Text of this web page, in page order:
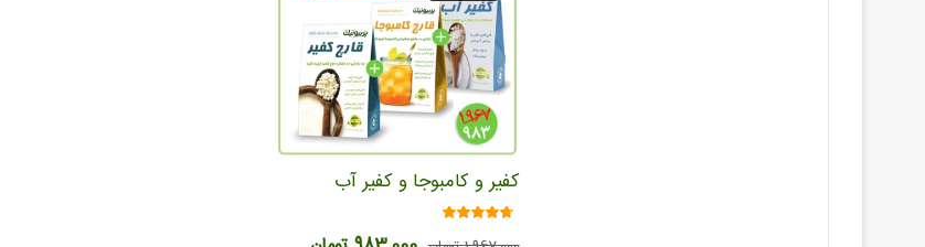
کفیر و کامبوجا و کفیر آب